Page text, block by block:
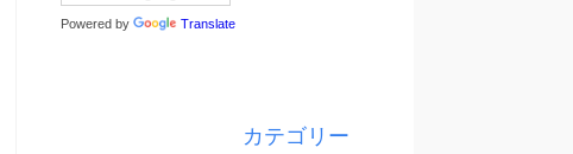
Powered by Translate
カテゴリー